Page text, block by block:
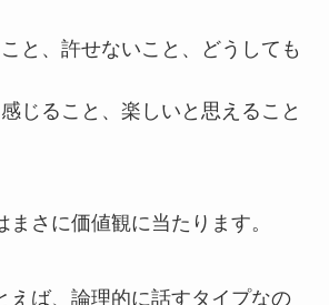
と、許せないこと、どうしても
じること、楽しいと思えること
まさに価値観に当たります。
えば、論理的に話すタイプなの